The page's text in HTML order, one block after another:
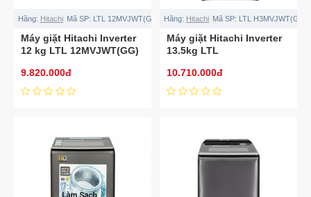
Hãng: Hitachi Mã SP: LTL 12MVJWT(GG)
Máy giặt Hitachi Inverter
12 kg LTL 12MVJWT(GG)
9.820.000đ
Hãng: Hitachi Mã SP: LTL H3MVJWT(GG)
Máy giặt Hitachi Inverter
13.5kg LTL
10.710.000đ